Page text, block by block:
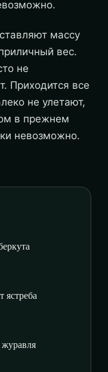
массу
вес.
не
Приходится все
не улетают,
в прежнем
невозможно.
ястреба